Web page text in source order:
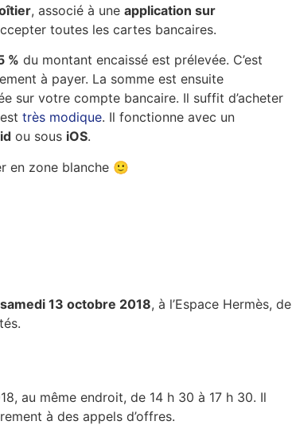
, associé à une application sur
toutes les cartes bancaires.
% du montant encaissé est prélevée. C’est
à payer. La somme est ensuite
sur votre compte bancaire. Il suffit d’acheter
très modique. Il fonctionne avec un
ou sous iOS.
en zone blanche 🙂
samedi 13 octobre 2018, à l’Espace Hermès, de
au même endroit, de 14 h 30 à 17 h 30. Il
à des appels d’offres.